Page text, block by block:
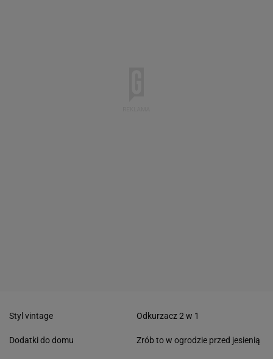
Styl vintage
Dodatki do domu
Odkurzacz 2 w 1
Zrób to w ogrodzie przed jesienią